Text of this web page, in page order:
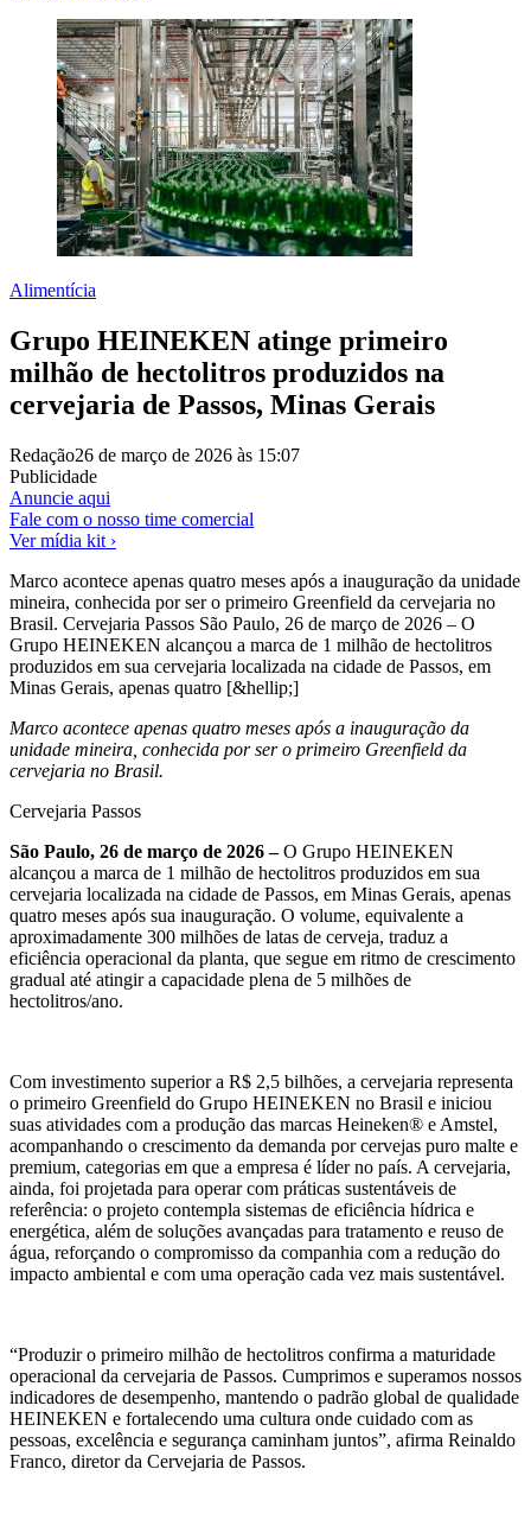
Alimentícia
Grupo HEINEKEN atinge primeiro
milhão de hectolitros produzidos na
cervejaria de Passos, Minas Gerais
Redação26 de março de 2026 às 15:07
Publicidade
Anuncie aqui
Fale com o nosso time comercial
Ver mídia kit ›
Marco acontece apenas quatro meses após a inauguração da unidade
mineira, conhecida por ser o primeiro Greenfield da cervejaria no
Brasil. Cervejaria Passos São Paulo, 26 de março de 2026 – O
Grupo HEINEKEN alcançou a marca de 1 milhão de hectolitros
produzidos em sua cervejaria localizada na cidade de Passos, em
Minas Gerais, apenas quatro [&hellip;]
Marco acontece apenas quatro meses após a inauguração da
unidade mineira, conhecida por ser o primeiro Greenfield da
cervejaria no Brasil.
Cervejaria Passos
São Paulo, 26 de março de 2026 –O Grupo HEINEKEN
alcançou a marca de 1 milhão de hectolitros produzidos em sua
cervejaria localizada na cidade de Passos, em Minas Gerais, apenas
quatro meses após sua inauguração. O volume, equivalente a
aproximadamente 300 milhões de latas de cerveja, traduz a
eficiência operacional da planta, que segue em ritmo de crescimento
gradual até atingir a capacidade plena de 5 milhões de
hectolitros/ano.
Com investimento superior a R$ 2,5 bilhões, a cervejaria representa
o primeiro Greenfield do Grupo HEINEKEN no Brasil e iniciou
suas atividades com a produção das marcas Heineken® e Amstel,
acompanhando o crescimento da demanda por cervejas puro malte e
premium, categorias em que a empresa é líder no país. A cervejaria,
ainda, foi projetada para operar com práticas sustentáveis de
referência: o projeto contempla sistemas de eficiência hídrica e
energética, além de soluções avançadas para tratamento e reuso de
água, reforçando o compromisso da companhia com a redução do
impacto ambiental e com uma operação cada vez mais sustentável.
“Produzir o primeiro milhão de hectolitros confirma a maturidade
operacional da cervejaria de Passos. Cumprimos e superamos nossos
indicadores de desempenho, mantendo o padrão global de qualidade
HEINEKEN e fortalecendo uma cultura onde cuidado com as
pessoas, excelência e segurança caminham juntos”, afirma Reinaldo
Franco, diretor da Cervejaria de Passos.